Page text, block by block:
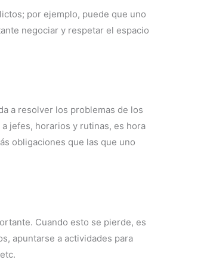
por ejemplo, puede que uno
negociar y respetar el espacio
a resolver los problemas de los
jefes, horarios y rutinas, es hora
obligaciones que las que uno
Cuando esto se pierde, es
apuntarse a actividades para